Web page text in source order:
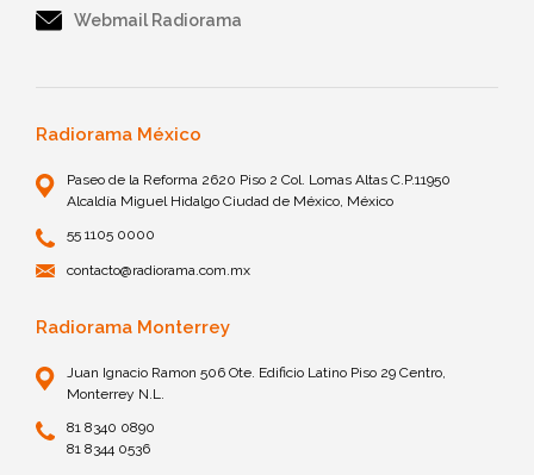
Webmail Radiorama
Radiorama México
Paseo de la Reforma 2620 Piso 2 Col. Lomas Altas C.P.11950
Alcaldía Miguel Hidalgo Ciudad de México, México
55 1105 0000
contacto@radiorama.com.mx
Radiorama Monterrey
Juan Ignacio Ramon 506 Ote. Edificio Latino Piso 29 Centro,
Monterrey N.L.
81 8340 0890
81 8344 0536